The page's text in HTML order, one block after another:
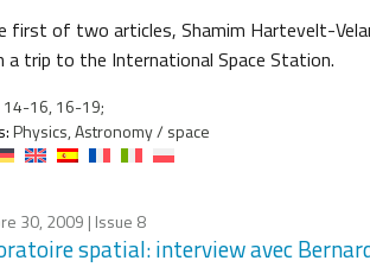
first of two articles, Shamim Hartevelt-
a trip to the International Space Station.
14-16, 16-19;
Physics, Astronomy / space
30, 2009 | Issue 8
spatial: interview avec